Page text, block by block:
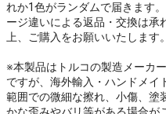
れか1色がランダムで届きます
ージ違いによる返品・交換は承
上、ご購入をお願いいたします。
※本製品はトルコの製造メーカ
ですが、海外輸入・ハンドメイ
範囲での微細な擦れ、小傷、塗